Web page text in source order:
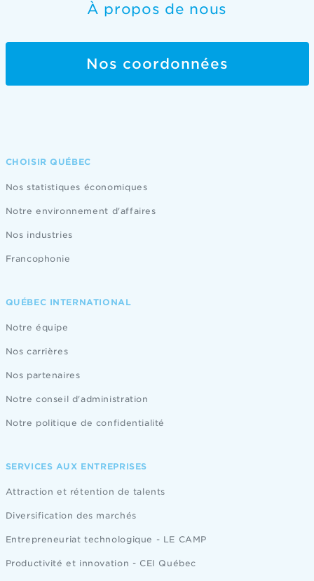
À propos de nous
Nos coordonnées
CHOISIR QUÉBEC
Nos statistiques économiques
Notre environnement d'affaires
Nos industries
Francophonie
QUÉBEC INTERNATIONAL
Notre équipe
Nos carrières
Nos partenaires
Notre conseil d'administration
Notre politique de confidentialité
SERVICES AUX ENTREPRISES
Attraction et rétention de talents
Diversification des marchés
Entrepreneuriat technologique - LE CAMP
Productivité et innovation - CEI Québec